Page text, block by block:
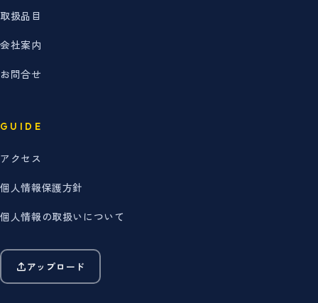
取扱品目
会社案内
お問合せ
GUIDE
アクセス
個人情報保護方針
個人情報の取扱いについて
アップロード